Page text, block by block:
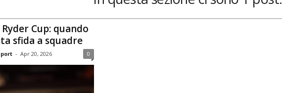
Cup: quando
sfida a squadre
- Apr 20, 2026 0